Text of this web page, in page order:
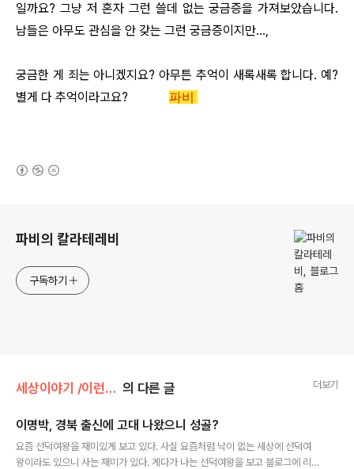
일까요? 그냥 저 혼자 그런 쓸데 없는 궁금증을 가져보았습니다.
남들은 아무도 관심을 안 갖는 그런 궁금증이지만…,
궁금한 게 죄는 아니겠지요? 아무튼 추억이 새록새록 합니다. 예?
별게 다 추억이라고요?
파비
파비의 칼라테레비
구독하기
세상이야기 /이런저런이야기 의 다른 글 더보기
이명박, 경북 출신에 고대 나왔으니 성골?
요즘 선덕여왕을 재미있게 보고 있다. 사실 요즘처럼 낙이 없는 세상에 선덕여
왕이라도 있으니 사는 재미가 있다. 게다가 나는 선덕여왕을 보고 블로그에 리